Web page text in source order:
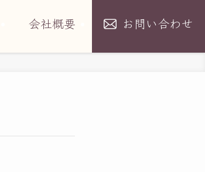
会社概要 お問い合わせ